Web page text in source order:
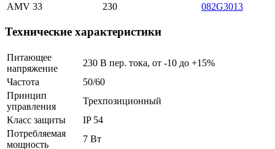
AMV 33
230 082G3013
Технические характеристики
Питающее
напряжение
230 В пер. тока, от -10 до +15%
Частота
50/60
Принцип
управления
Трехпозиционный
Класс защиты
IP 54
Потребляемая
мощность
7 Вт